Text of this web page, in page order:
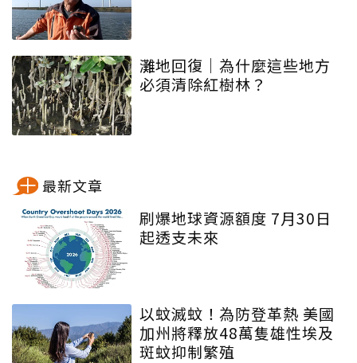
灘地回復｜為什麼這些地方
必須清除紅樹林？
最新文章
刷爆地球資源額度 7月30日
起透支未來
以蚊滅蚊！為防登革熱 美國
加州將釋放48萬隻雄性埃及
斑蚊抑制繁殖